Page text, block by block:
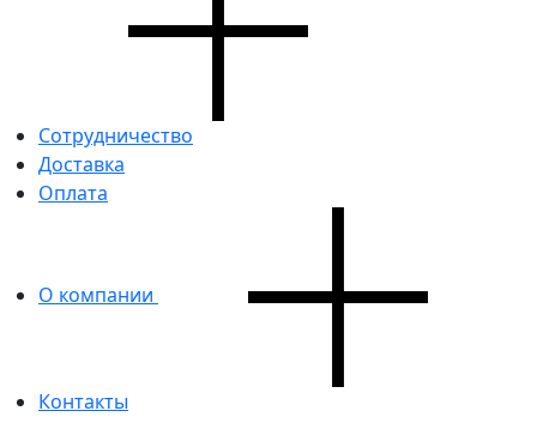
Сотрудничество
Доставка
Оплата
О компании
Контакты